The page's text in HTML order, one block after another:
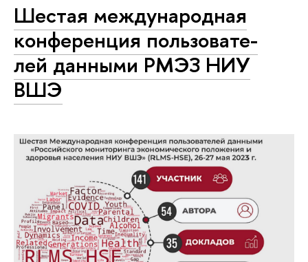
Шестая меж­ду­на­род­ная
конференция поль­зо­ва­те­
лей данными РМЭЗ НИУ
ВШЭ